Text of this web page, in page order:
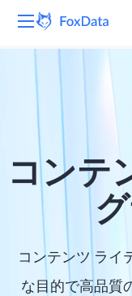
ソリューション
リソース
会社
コンテ
コンテンツ ライ
な目的で高品質